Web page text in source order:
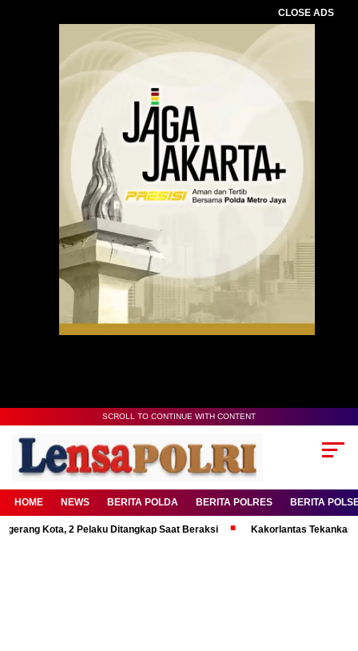
CLOSE ADS
SCROLL TO CONTINUE WITH CONTENT
HOME NEWS BERITA POLDA BERITA POLRES BERITA
2 Pelaku Ditangkap Saat Beraksi Kakorlantas Tekankan Mental